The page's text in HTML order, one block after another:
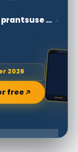
Pondicherry on väike linn, prantsuse koloonia pärand ›
2026
free